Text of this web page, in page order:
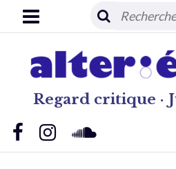
Regard critique ·